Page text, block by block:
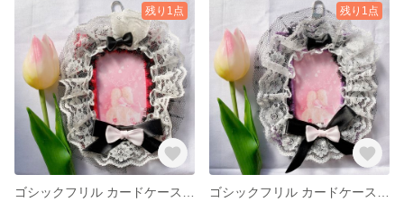
残り1点 残り1点